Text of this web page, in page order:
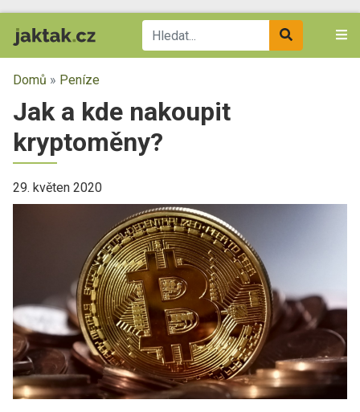
Domů » Peníze
Jak a kde nakoupit
kryptoměny?
29. květen 2020